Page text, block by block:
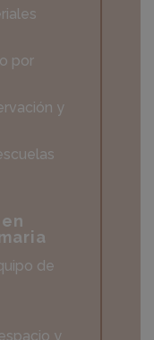
por
y
de
y